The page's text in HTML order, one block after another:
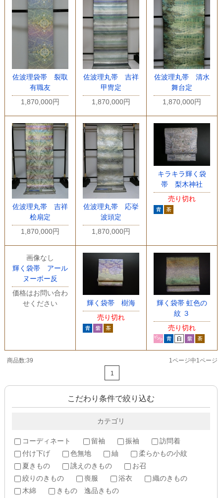
佐波理袋帯 裂取
有職友
1,870,000円
佐波理丸帯 吉祥
甲冑定
1,870,000円
佐波理丸帯 清水
舞台定
1,870,000円
佐波理丸帯 吉祥
桧扇定
1,870,000円
佐波理丸帯 応挙
波頭定
1,870,000円
キラキラ輝く袋
帯 梨木神社
売り切れ
画像なし
輝く袋帯 アール
ヌーボー反
価格はお問い合わ
せください
輝く袋帯 樹海
売り切れ
輝く袋帯 虹色の
紋 ３
売り切れ
商品数:39
1ページ中1ページ
1
こだわり条件で絞り込む
カテゴリ
コーディネート 留袖 振袖
訪問着
付け下げ
色無地 紬
柔らかもの小紋
夏きもの
誂えのきもの
お召
絞りのきもの
喪服 浴衣
織のきもの
木綿
きもの 逸品きもの